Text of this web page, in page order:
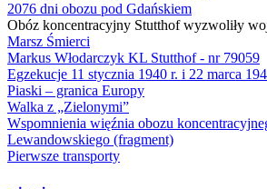
2076 dni obozu pod Gdańskiem
Obóz koncentracyjny Stutthof wyzwoliły
Marsz Śmierci
Markus Włodarczyk KL Stutthof - nr 79059
Egzekucje 11 stycznia 1940 r. i 22 marca
Piaski – granica Europy
Walka z „Zielonymi”
Wspomnienia więźnia obozu
Lewandowskiego (fragment)
Pierwsze transporty